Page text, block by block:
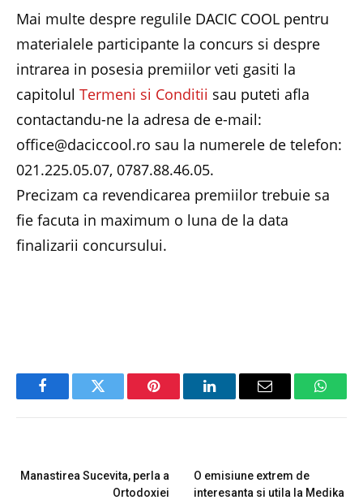
Mai multe despre regulile DACIC COOL pentru
materialele participante la concurs si despre
intrarea in posesia premiilor veti gasiti la
capitolul Termeni si Conditii sau puteti afla
contactandu-ne la adresa de e-mail:
office@daciccool.ro sau la numerele de telefon:
021.225.05.07, 0787.88.46.05.
Precizam ca revendicarea premiilor trebuie sa
fie facuta in maximum o luna de la data
finalizarii concursului.
FacebookTwitter Pinterest LinkedInEmail
Manastirea Sucevita, perla a
Ortodoxiei
O emisiune extrem de
interesanta si utila la Medika